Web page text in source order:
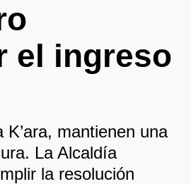
el ingreso
mantienen una
La Alcaldía
la resolución